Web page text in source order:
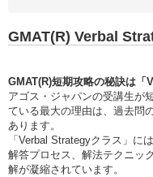
GMAT(R) Verbal
GMAT(R)短期攻略の秘訣は「
アゴス・ジャパンの受講生が
ている最大の理由は、過去問
あります。
「Verbal Strategyクラス」に
解答プロセス、解法テクニッ
解が凝縮されています。